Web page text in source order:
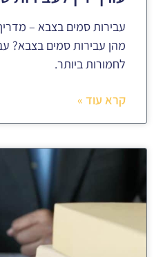
עבירות סמים בצבא –
מהן עבירות סמים בצבא?
לחמורות ביותר.
קרא עוד »